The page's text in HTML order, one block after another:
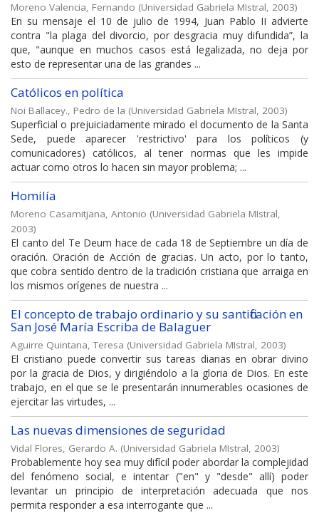
Moreno Valencia, Fernando (Universidad Gabriela MIstral, 2003)
En su mensaje el 10 de julio de 1994, Juan Pablo II advierte
contra "la plaga del divorcio, por desgracia muy difundida”, la
que, "aunque en muchos casos está legalizada, no deja por
esto de representar una de las grandes ...
Católicos en política
Noi Ballacey., Pedro de la (Universidad Gabriela MIstral, 2003)
Superficial o prejuiciadamente mirado el documento de la Santa
Sede, puede aparecer 'restrictivo' para los políticos (y
comunicadores) católicos, al tener normas que les impide
actuar como otros lo hacen sin mayor problema; ...
Homilía
Moreno Casamitjana, Antonio (Universidad Gabriela MIstral,
2003)
El canto del Te Deum hace de cada 18 de Septiembre un día de
oración. Oración de Acción de gracias. Un acto, por lo tanto,
que cobra sentido dentro de la tradición cristiana que arraiga en
los mismos orígenes de nuestra ...
El concepto de trabajo ordinario y su santificación en
San José María Escriba de Balaguer
Aguirre Quintana, Teresa (Universidad Gabriela MIstral, 2003)
El cristiano puede convertir sus tareas diarias en obrar divino
por la gracia de Dios, y dirigiéndolo a la gloria de Dios. En este
trabajo, en el que se le presentarán innumerables ocasiones de
ejercitar las virtudes, ...
Las nuevas dimensiones de seguridad
Vidal Flores, Gerardo A. (Universidad Gabriela MIstral, 2003)
Probablemente hoy sea muy difícil poder abordar la complejidad
del fenómeno social, e intentar ("en" y "desde" allí) poder
levantar un principio de interpretación adecuada que nos
permita responder a esa interrogante que ...